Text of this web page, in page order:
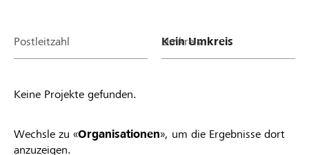
Postleitzahl Umkreis
Keine Projekte gefunden.
Wechsle zu «Organisationen», um die Ergebnisse dort
anzuzeigen.